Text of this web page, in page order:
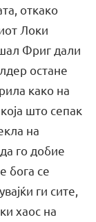
откако
Локи
Фриг дали
остане
како на
што сепак
на
го добие
бога се
ги сите,
хаос на